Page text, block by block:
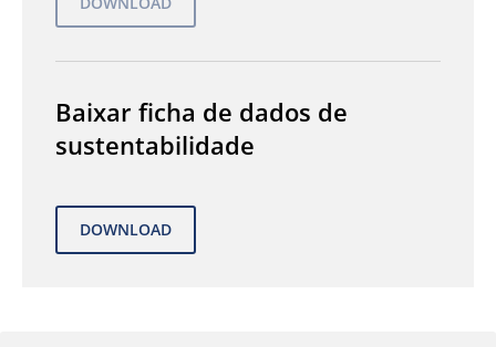
Baixar ficha de dados de
sustentabilidade